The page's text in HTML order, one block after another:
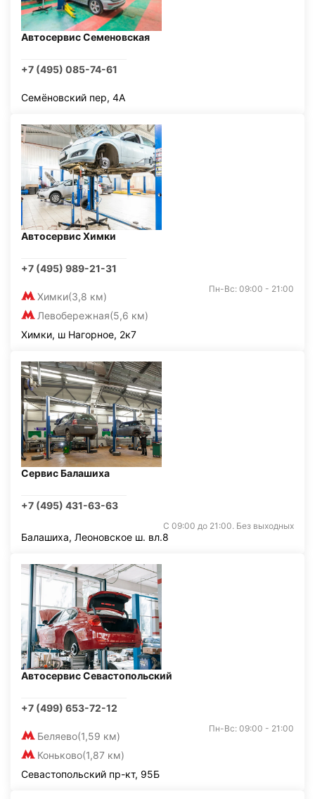
Автосервис Семеновская
+7 (495) 085-74-61
Семёновский пер, 4А
Автосервис Химки
+7 (495) 989-21-31
Химки(3,8 км)
Левобережная(5,6 км)
Пн-Вс: 09:00 - 21:00
Химки, ш Нагорное, 2к7
Сервис Балашиха
+7 (495) 431-63-63
С 09:00 до 21:00. Без выходных
Балашиха, Леоновское ш. вл.8
Автосервис Севастопольский
+7 (499) 653-72-12
Беляево(1,59 км)
Коньково(1,87 км)
Пн-Вс: 09:00 - 21:00
Севастопольский пр-кт, 95Б